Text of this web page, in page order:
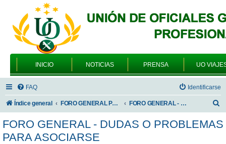
INICIO NOTICIAS PRENSA UO
FAQ Identificarse
Índice general FORO GENERAL PARA TODOS LOS USUARIOS FORO GENERAL - DUDAS O PROBLEMAS PARA ASOCIARSE
s
FORO GENERAL - DUDAS O PROBLEMAS
PARA ASOCIARSE